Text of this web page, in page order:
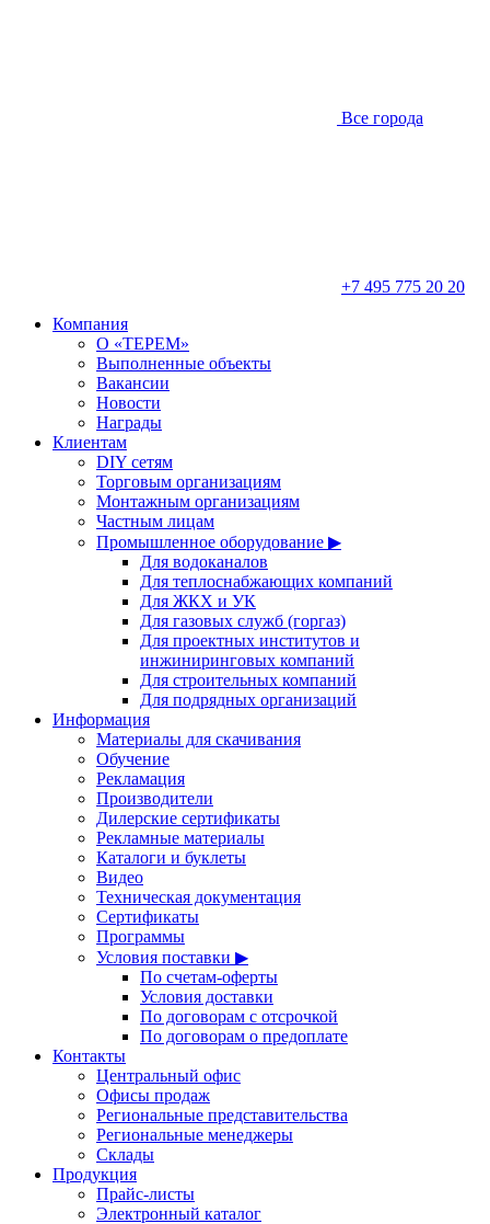
Все города
+7 495 775 20 20
Компания
О «ТЕРЕМ»
Выполненные объекты
Вакансии
Новости
Награды
Клиентам
DIY сетям
Торговым организациям
Монтажным организациям
Частным лицам
Промышленное оборудование ▶
Для водоканалов
Для теплоснабжающих компаний
Для ЖКХ и УК
Для газовых служб (горгаз)
Для проектных институтов и
инжиниринговых компаний
Для строительных компаний
Для подрядных организаций
Информация
Материалы для скачивания
Обучение
Рекламация
Производители
Дилерские сертификаты
Рекламные материалы
Каталоги и буклеты
Видео
Техническая документация
Сертификаты
Программы
Условия поставки ▶
По счетам-оферты
Условия доставки
По договорам с отсрочкой
По договорам о предоплате
Контакты
Центральный офис
Офисы продаж
Региональные представительства
Региональные менеджеры
Склады
Продукция
Прайс-листы
Электронный каталог